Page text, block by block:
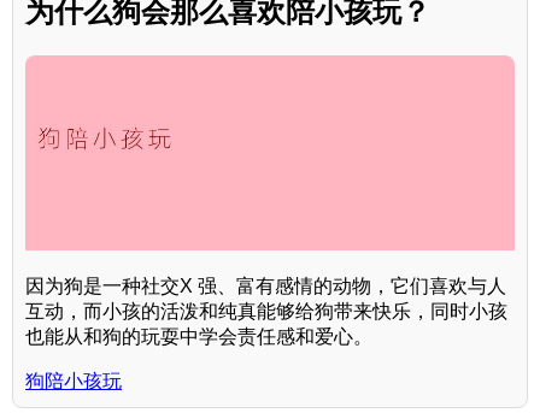
为什么狗会那么喜欢陪小孩玩？
因为狗是一种社交X 强、富有感情的动物，它们喜欢与人
互动，而小孩的活泼和纯真能够给狗带来快乐，同时小孩
也能从和狗的玩耍中学会责任感和爱心。
狗陪小孩玩